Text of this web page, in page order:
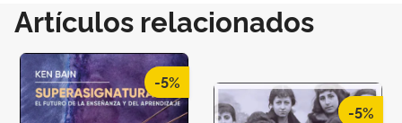
Artículos relacionados
-5%
-5%